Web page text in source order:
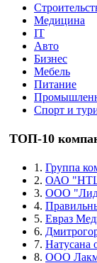
Медицина
IT
Авто
Бизнес
Мебель
Питание
Спорт и
ТОП-10
1. Группа
2. ОАО "НТЦ
3. ООО
4.
5. Евраз
6.
7. Натусана
8. ООО